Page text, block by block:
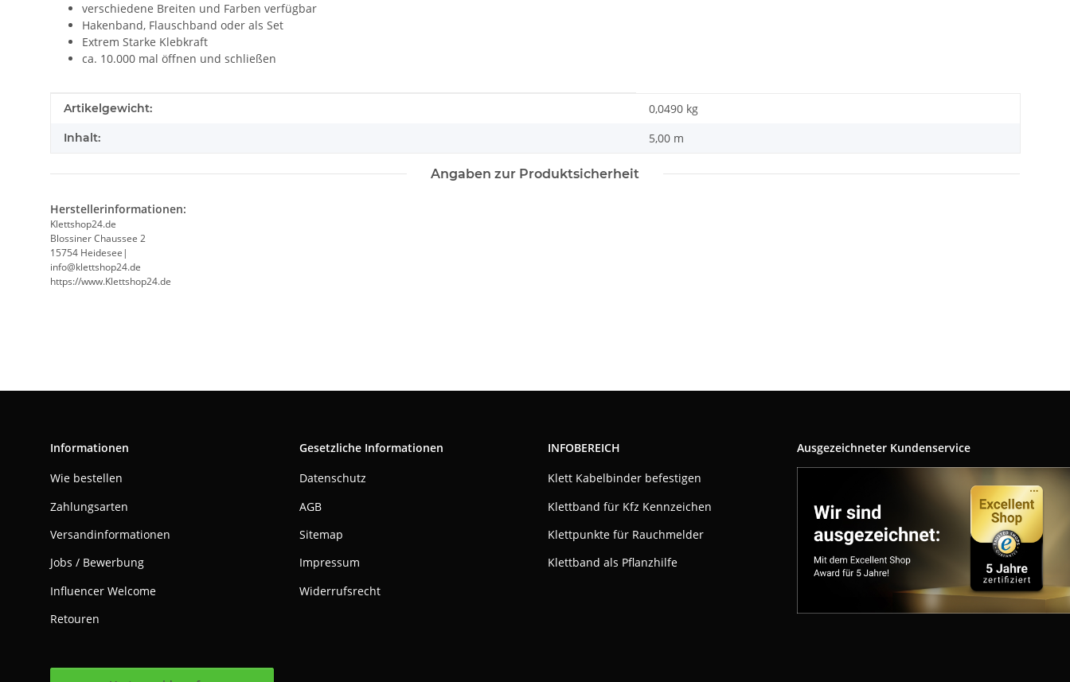
verschiedene Breiten und Farben verfügbar
Hakenband, Flauschband oder als Set
Extrem Starke Klebkraft
ca. 10.000 mal öffnen und schließen
Produkteigenschaft
Wert
Artikelgewicht: 0,0490 kg
Inhalt: 5,00 m
Angaben zur Produktsicherheit
Herstellerinformationen:
Klettshop24.de
Blossiner Chaussee 2
15754 Heidesee|
info@klettshop24.de
https://www.Klettshop24.de
Informationen
Wie bestellen
Zahlungsarten
Versandinformationen
Jobs / Bewerbung
Influencer Welcome
Retouren
Gesetzliche Informationen
Datenschutz
AGB
Sitemap
Impressum
Widerrufsrecht
INFOBEREICH
Klett Kabelbinder befestigen
Klettband für Kfz Kennzeichen
Klettpunkte für Rauchmelder
Klettband als Pflanzhilfe
Ausgezeichneter Kundenservice